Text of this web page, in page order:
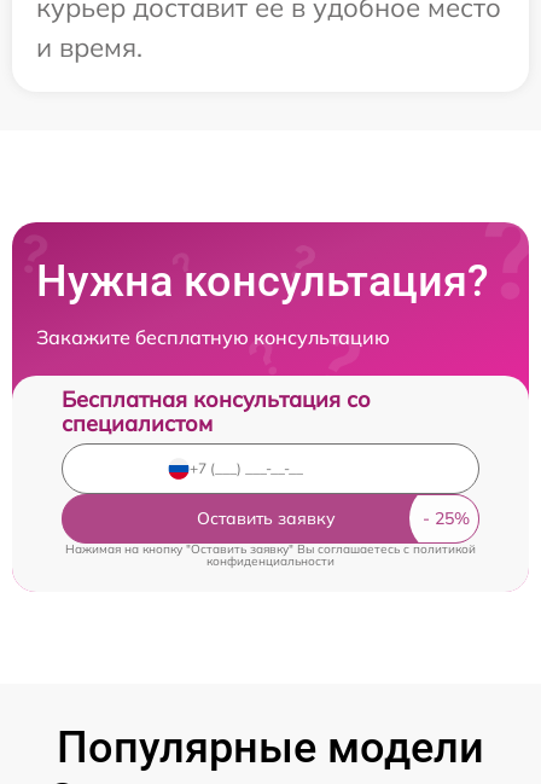
курьер доставит ее в удобное место
и время.
Нужна консультация?
Закажите бесплатную консультацию
Бесплатная консультация со
специалистом
Оставить заявку
Нажимая на кнопку "Оставить заявку" Вы соглашаетесь cполитикой
конфиденциальности
Популярные модели